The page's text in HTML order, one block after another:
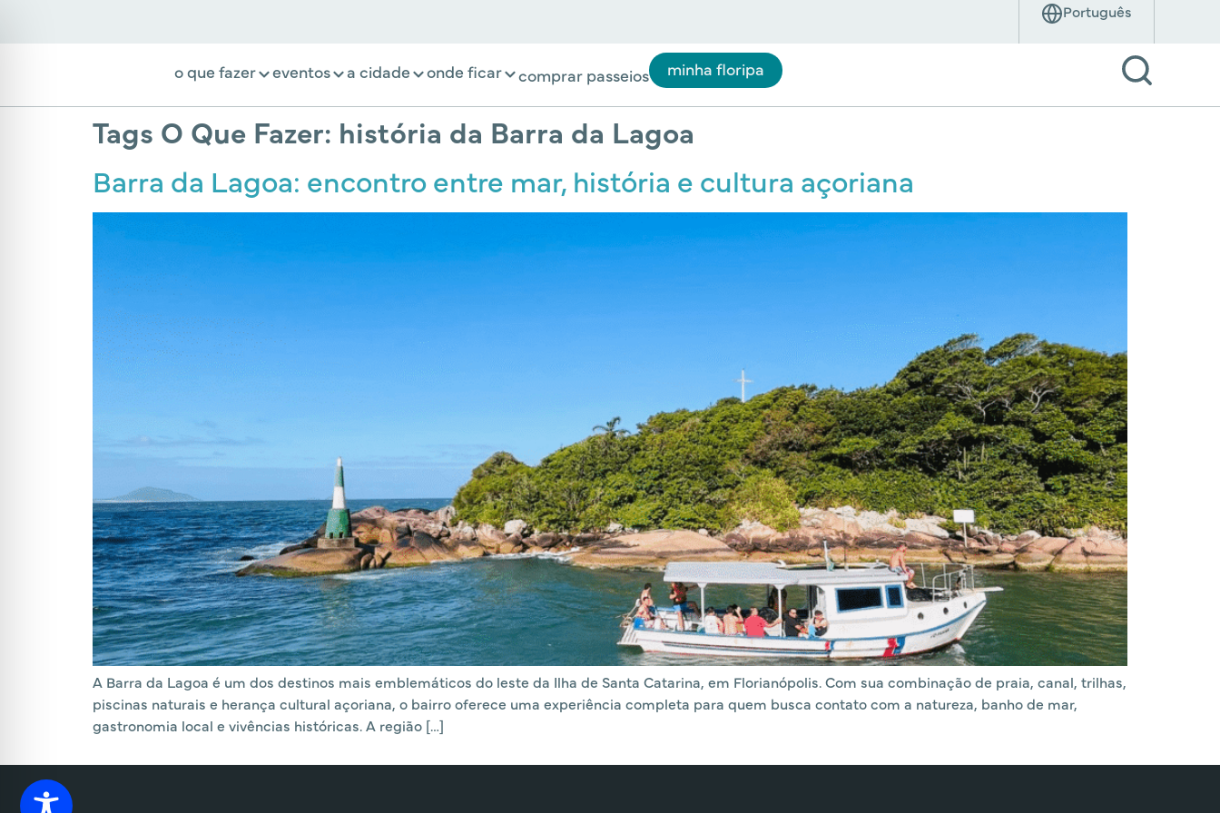
o que fazer eventos a cidade onde ficar comprar passeios minha floripa
Tags O Que Fazer: história da Barra da Lagoa
Barra da Lagoa: encontro entre mar, história e cultura açoriana
A Barra da Lagoa é um dos destinos mais emblemáticos do leste da Ilha de Santa Catarina, em Florianópolis. Com sua combinação de praia, canal, trilhas,
piscinas naturais e herança cultural açoriana, o bairro oferece uma experiência completa para quem busca contato com a natureza, banho de mar,
gastronomia local e vivências históricas. A região […]